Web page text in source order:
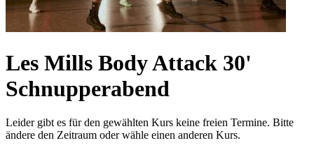
Les Mills Body Attack 30'
Schnupperabend
Leider gibt es für den gewählten Kurs keine freien Termine. Bitte
ändere den Zeitraum oder wähle einen anderen Kurs.